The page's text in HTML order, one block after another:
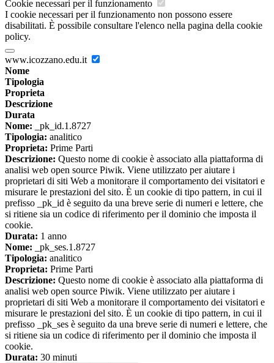
Cookie necessari per il funzionamento
I cookie necessari per il funzionamento non possono essere
disabilitati. È possibile consultare l'elenco nella pagina della cookie
policy.
www.icozzano.edu.it
Nome
Tipologia
Proprieta
Descrizione
Durata
Nome: _pk_id.1.8727
Tipologia: analitico
Proprieta: Prime Parti
Descrizione: Questo nome di cookie è associato alla piattaforma di
analisi web open source Piwik. Viene utilizzato per aiutare i
proprietari di siti Web a monitorare il comportamento dei visitatori e
misurare le prestazioni del sito. È un cookie di tipo pattern, in cui il
prefisso _pk_id è seguito da una breve serie di numeri e lettere, che
si ritiene sia un codice di riferimento per il dominio che imposta il
cookie.
Durata: 1 anno
Nome: _pk_ses.1.8727
Tipologia: analitico
Proprieta: Prime Parti
Descrizione: Questo nome di cookie è associato alla piattaforma di
analisi web open source Piwik. Viene utilizzato per aiutare i
proprietari di siti Web a monitorare il comportamento dei visitatori e
misurare le prestazioni del sito. È un cookie di tipo pattern, in cui il
prefisso _pk_ses è seguito da una breve serie di numeri e lettere, che
si ritiene sia un codice di riferimento per il dominio che imposta il
cookie.
Durata: 30 minuti